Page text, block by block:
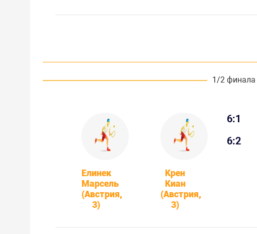
1/2 финала
Елинек
Марсель
(Австрия,
3)
Крен
Киан
(Австрия,
3)
6:1
6:2